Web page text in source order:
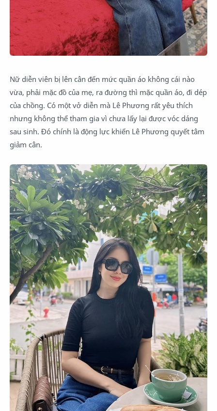
Nữ diễn viên bị lên cân đến mức quần áo không cái nào
vừa, phải mặc đồ của mẹ, ra đường thì mặc quần áo, đi dép
của chồng. Có một vở diễn mà Lê Phương rất yêu thích
nhưng không thể tham gia vì chưa lấy lại được vóc dáng
sau sinh. Đó chính là động lực khiến Lê Phương quyết tâm
giảm cân.